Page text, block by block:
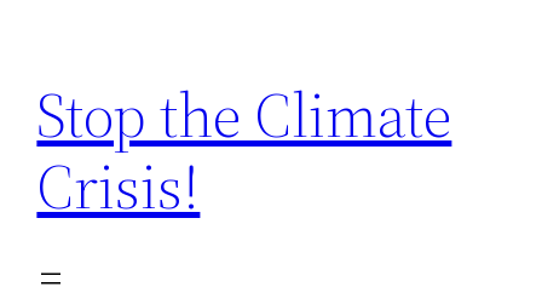
springen
Stop the Climate
Crisis!